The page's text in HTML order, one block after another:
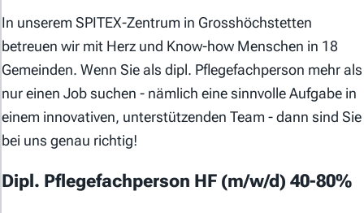
In unserem SPITEX-Zentrum in Grosshöchstetten
betreuen wir mit Herz und Know-how Menschen in 18
Gemeinden. Wenn Sie als dipl. Pflegefachperson mehr als
nur einen Job suchen - nämlich eine sinnvolle Aufgabe in
einem innovativen, unterstützenden Team - dann sind Sie
bei uns genau richtig!
Dipl. Pflegefachperson HF (m/w/d) 40-80%
Für Stellensuchende
Für Arbeitgeber
Partner von